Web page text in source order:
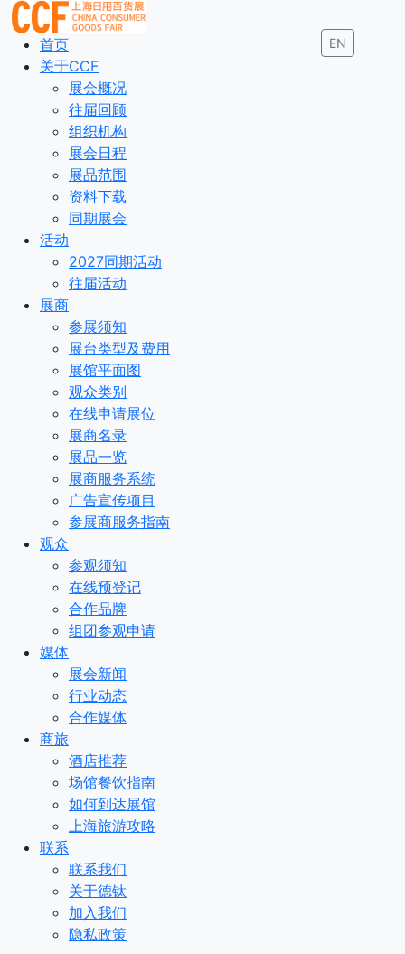
EN
首页
关于CCF
展会概况
往届回顾
组织机构
展会日程
展品范围
资料下载
同期展会
活动
2027同期活动
往届活动
展商
参展须知
展台类型及费用
展馆平面图
观众类别
在线申请展位
展商名录
展品一览
展商服务系统
广告宣传项目
参展商服务指南
观众
参观须知
在线预登记
合作品牌
组团参观申请
媒体
展会新闻
行业动态
合作媒体
商旅
酒店推荐
场馆餐饮指南
如何到达展馆
上海旅游攻略
联系
联系我们
关于德钛
加入我们
隐私政策